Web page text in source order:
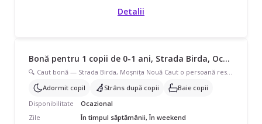
Detalii
Bonă pentru 1 copii de 0-1 ani, Strada Birda, Ocazional, începând cu 25 lei/oră
Adormit copil
Strâns după copii
Baie copii
Disponibilitate
Ocazional
Zile
În timpul săptămânii, În weekend